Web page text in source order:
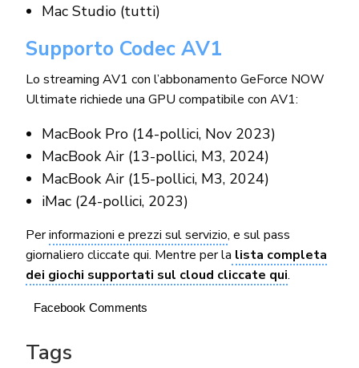
Mac Studio (tutti)
Supporto Codec AV1
Lo streaming AV1 con l’abbonamentoGeForce NOW
Ultimate richiede una GPU compatibile con AV1:
MacBook Pro (14-pollici, Nov 2023)
MacBook Air (13-pollici, M3, 2024)
MacBook Air (15-pollici, M3, 2024)
iMac (24-pollici, 2023)
Perinformazioni e prezzi sul servizio, e sul pass
giornaliero cliccate qui. Mentre per la lista completa
dei giochi supportati sul cloud cliccate qui.
Facebook Comments
Tags